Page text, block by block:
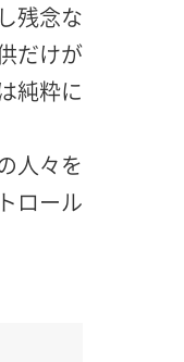
残念な
だけが
純粋に
人々を
ロール